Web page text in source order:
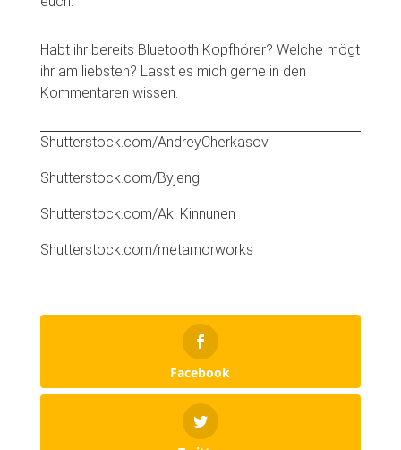
Habt ihr bereits Bluetooth Kopfhörer? Welche mögt
ihr am liebsten? Lasst es mich gerne in den
Kommentaren wissen.
Shutterstock.com/AndreyCherkasov
Shutterstock.com/Byjeng
Shutterstock.com/Aki Kinnunen
Shutterstock.com/metamorworks
Facebook